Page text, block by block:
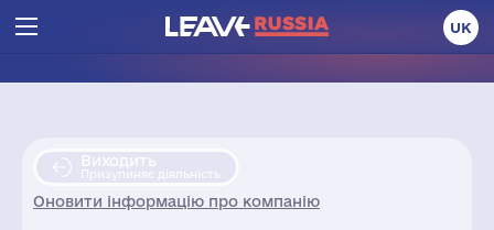
UK
Виходить
Призупиняє діяльність
Оновити інформацію про компанію